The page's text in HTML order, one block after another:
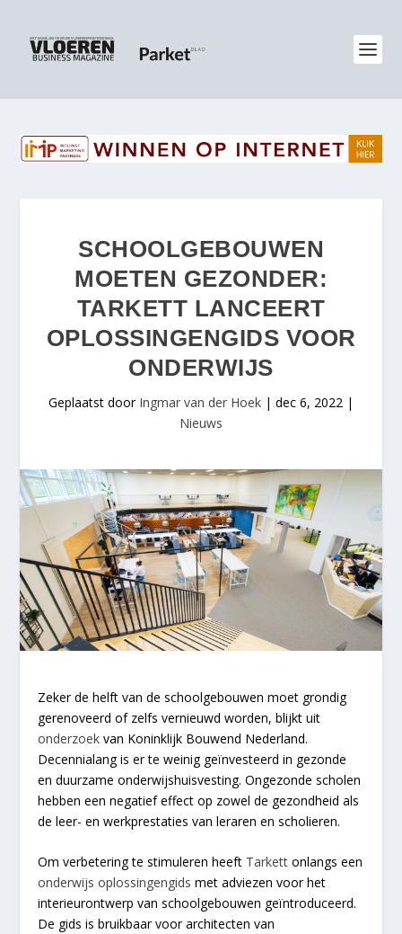
SCHOOLGEBOUWEN
MOETEN GEZONDER:
TARKETT LANCEERT
OPLOSSINGENGIDS VOOR
ONDERWIJS
Geplaatst door Ingmar van der Hoek | dec 6, 2022 |
Nieuws
Zeker de helft van de schoolgebouwen moet grondig
gerenoveerd of zelfs vernieuwd worden, blijkt uit
onderzoek van Koninklijk Bouwend Nederland.
Decennialang is er te weinig geïnvesteerd in gezonde
en duurzame onderwijshuisvesting. Ongezonde scholen
hebben een negatief effect op zowel de gezondheid als
de leer- en werkprestaties van leraren en scholieren.
Om verbetering te stimuleren heeft Tarkett onlangs een
onderwijs oplossingengids met adviezen voor het
interieurontwerp van schoolgebouwen geïntroduceerd.
De gids is bruikbaar voor architecten van